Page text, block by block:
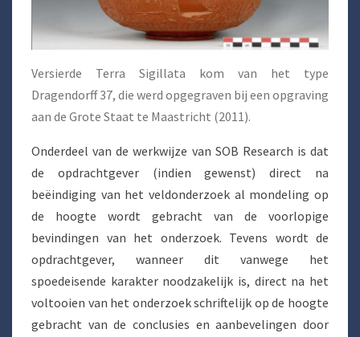
Versierde Terra Sigillata kom van het type
Dragendorff 37, die werd opgegraven bij een opgraving
aan de Grote Staat te Maastricht (2011).
Onderdeel van de werkwijze van SOB Research is dat
de opdrachtgever (indien gewenst) direct na
beëindiging van het veldonderzoek al mondeling op
de hoogte wordt gebracht van de voorlopige
bevindingen van het onderzoek. Tevens wordt de
opdrachtgever, wanneer dit vanwege het
spoedeisende karakter noodzakelijk is, direct na het
voltooien van het onderzoek schriftelijk op de hoogte
gebracht van de conclusies en aanbevelingen door